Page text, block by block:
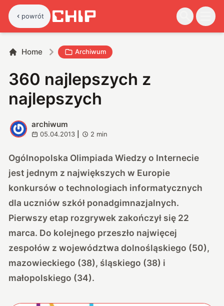
powrót
Home Archiwum
360 najlepszych z
najlepszych
A
archiwum
05.04.2013 2 min
Ogólnopolska Olimpiada Wiedzy o Internecie
jest jednym z największych w Europie
konkursów o technologiach informatycznych
dla uczniów szkół ponadgimnazjalnych.
Pierwszy etap rozgrywek zakończył się 22
marca. Do kolejnego przeszło najwięcej
zespołów z województwa dolnośląskiego (50),
mazowieckiego (38), śląskiego (38) i
małopolskiego (34).